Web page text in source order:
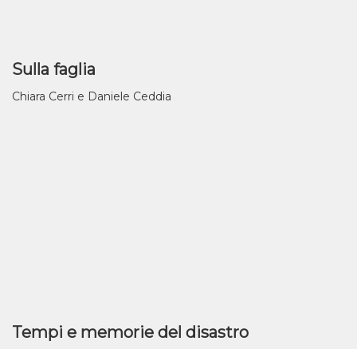
Sulla faglia
Chiara Cerri e Daniele Ceddia
Tempi e memorie del disastro